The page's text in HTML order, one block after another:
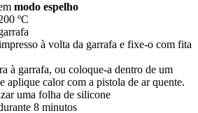
modo espelho
ºC
à volta da garrafa e fixe-o com fita
à garrafa, ou coloque-a dentro de um
aplique calor com a pistola de ar quente.
uma folha de silicone
8 minutos